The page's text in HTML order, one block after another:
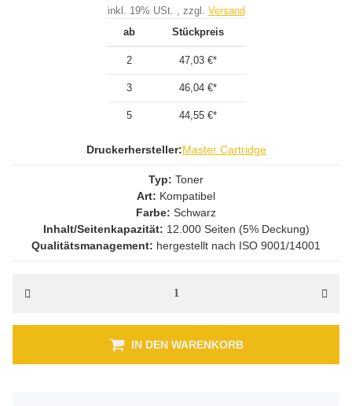
inkl. 19% USt. , zzgl. Versand
ab
Stückpreis
2 47,03 €*
3 46,04 €*
5 44,55 €*
Druckerhersteller:Master Cartridge
Typ: Toner
Art: Kompatibel
Farbe: Schwarz
Inhalt/Seitenkapazität: 12.000 Seiten (5% Deckung)
Qualitätsmanagement: hergestellt nach ISO 9001/14001
IN DEN WARENKORB